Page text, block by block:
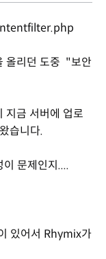
올리던 도중 "보안
지금 서버에 업로
습니다.
문제인지....
있어서 Rhymix가